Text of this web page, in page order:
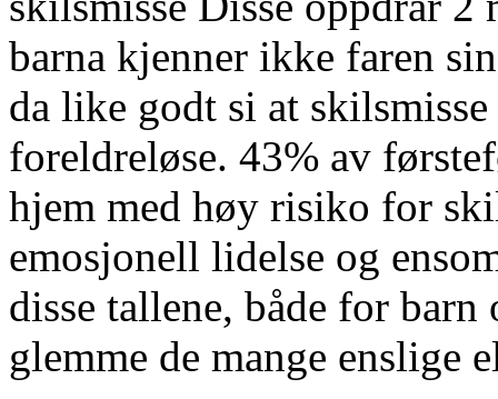
barna kjenner ikke faren
da like godt si at
foreldreløse. 43% av
hjem med høy risiko for
emosjonell lidelse og
disse tallene, både for
glemme de mange enslige